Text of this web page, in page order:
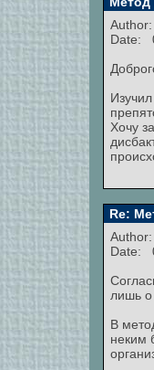
Author:
Date:
Хочу
Re:
Author:
Date:
лишь о
В
неким